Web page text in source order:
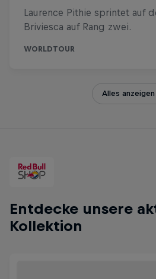
Alles anzeigen
Entdecke unsere
Kollektion